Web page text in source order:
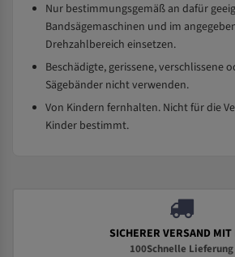
Nur bestimmungsgemäß an dafür
Bandsägemaschinen und im
Drehzahlbereich einsetzen.
Beschädigte, gerissene, verschlissene
Sägebänder nicht verwenden.
Von Kindern fernhalten. Nicht für die
Kinder bestimmt.
SICHERER VERSAND MIT
100Schnelle Lieferung